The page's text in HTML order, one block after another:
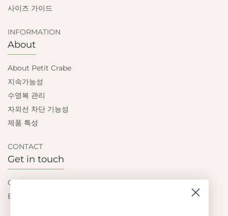
사이즈 가이드
INFORMATION
About
About Petit Crabe
지속가능성
수영복 관리
자외선 차단 기능성
제품 특성
CONTACT
Get in touch
Contact us
Become a retailer